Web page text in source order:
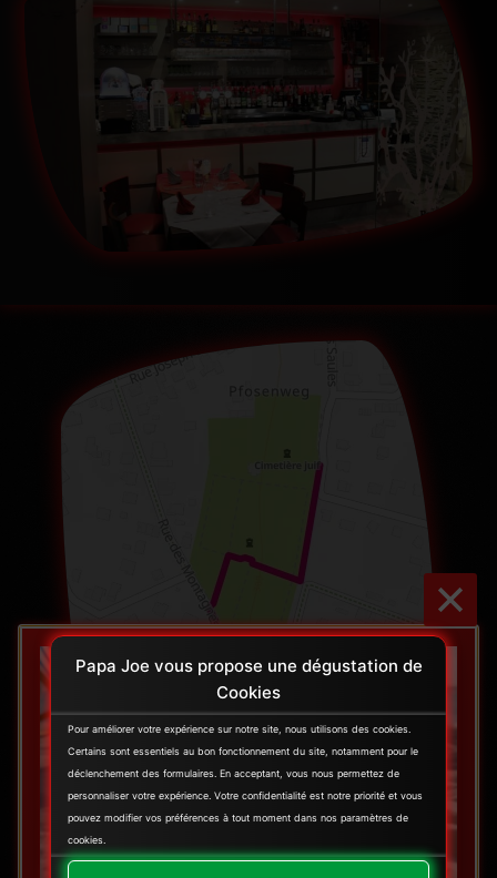
Papa Joe vous propose une dégustation de
Cookies
Pour améliorer votre expérience sur notre site, nous utilisons des cookies.
Certains sont essentiels au bon fonctionnement du site, notamment pour le
déclenchement des formulaires. En acceptant, vous nous permettez de
personnaliser votre expérience. Votre confidentialité est notre priorité et vous
pouvez modifier vos préférences à tout moment dans nos paramètres de
cookies.